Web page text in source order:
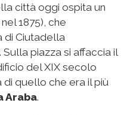
città oggi ospita un
1875), che
di Ciutadella
piazza si affaccia il
del XIX secolo
quello che era il più
Araba.